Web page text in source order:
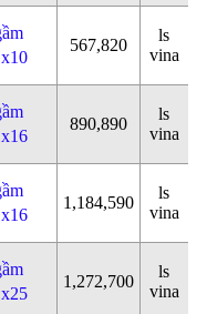
567,820
ls
vina
890,890
ls
vina
1,184,590
ls
vina
1,272,700
ls
vina